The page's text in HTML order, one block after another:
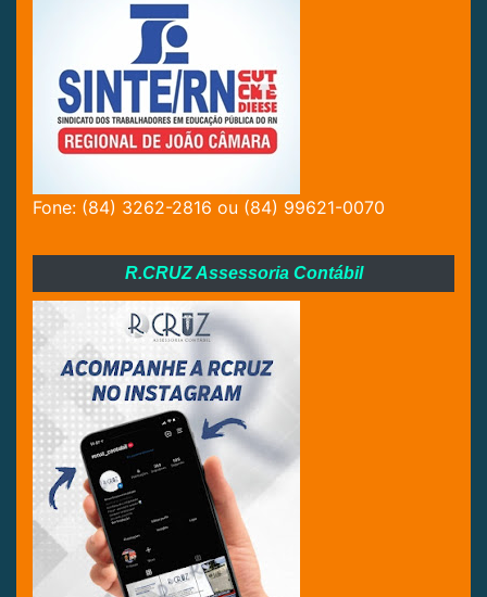
Fone: (84) 3262-2816 ou (84) 99621-0070
R.CRUZ Assessoria Contábil